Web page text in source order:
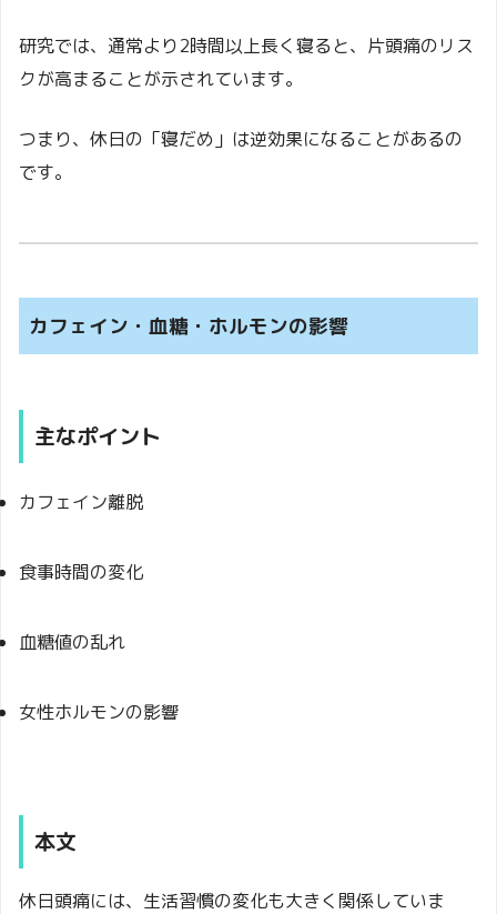
研究では、通常より2時間以上長く寝ると、片頭痛のリス
クが高まることが示されています。
つまり、休日の「寝だめ」は逆効果になることがあるの
です。
カフェイン・血糖・ホルモンの影響
主なポイント
カフェイン離脱
食事時間の変化
血糖値の乱れ
女性ホルモンの影響
本文
休日頭痛には、生活習慣の変化も大きく関係していま